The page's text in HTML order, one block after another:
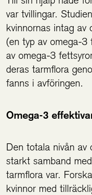
var tvillingar.
kvinnornas intag av
(en typ av omega-
av omega-3
deras tarmflora
fanns i avföringen.
Omega-3
Den totala nivån
starkt samband
tarmflora var.
kvinnor med